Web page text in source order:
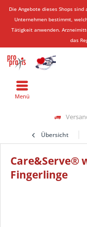
Die Angebote dieses Shops
Unternehmen bestimmt,
Tätigkeit anwenden.
das
Menü
Übersicht
Care&Serve®
Fingerlinge